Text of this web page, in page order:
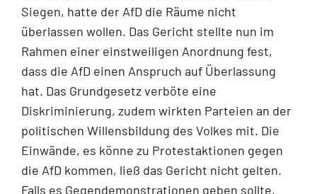
Siegen, hatte der AfD die Räume nicht
überlassen wollen. Das Gericht stellte nun im
Rahmen einer einstweiligen Anordnung fest,
dass die AfD einen Anspruch auf Überlassung
hat. Das Grundgesetz verböte eine
Diskriminierung, zudem wirkten Parteien an der
politischen Willensbildung des Volkes mit. Die
Einwände, es könne zu Protestaktionen gegen
die AfD kommen, ließ das Gericht nicht gelten.
Falls es Gegendemonstrationen geben sollte,